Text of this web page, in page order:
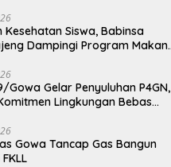
Siswa, Babinsa
Dampingi Program Makan
Gowa Gelar Penyuluhan P4GN,
Lingkungan Bebas
Gowa Tancap Gas Bangun